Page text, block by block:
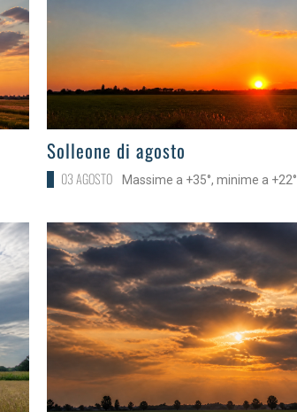
>
Solleone di agosto
03 AGOSTO Massime a +35°, minime a +22°